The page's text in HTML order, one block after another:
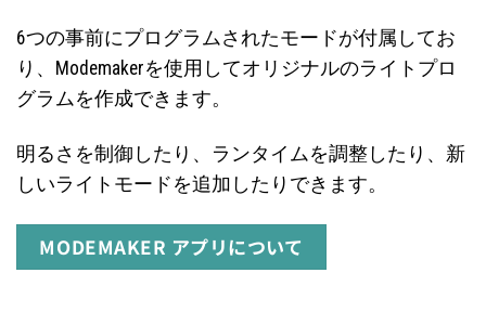
6つの事前にプログラムされたモードが付属してお
り、Modemakerを使用してオリジナルのライトプロ
グラムを作成できます。
明るさを制御したり、ランタイムを調整したり、新
しいライトモードを追加したりできます。
MODEMAKER アプリについて